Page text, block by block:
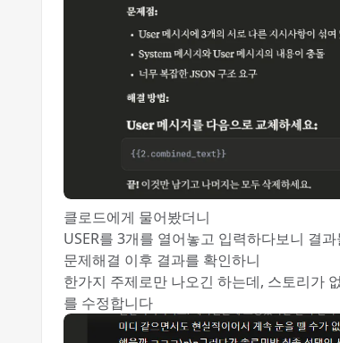
클로드에게 물어봤더니
USER를 3개를 열어놓고 입력하다보니 결
문제해결 이후 결과를 확인하니
한가지 주제로만 나오긴 하는데, 스토리가
를 수정합니다